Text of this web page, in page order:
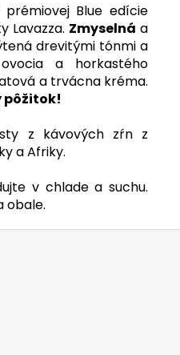
prémiovej Blue edície
Lavazza. Zmyselná a
drevitými tónmi a
a horkastého
a trvácna kréma.
pôžitok!
z kávových zŕn z
a Afriky.
v chlade a suchu.
obale.